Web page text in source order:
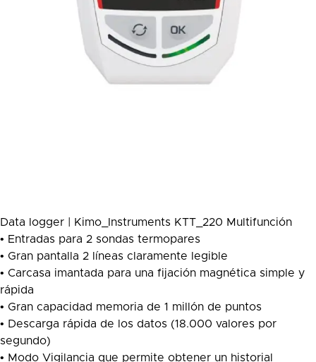
Data logger | Kimo_Instruments KTT_220 Multifunción
• Entradas para 2 sondas termopares
• Gran pantalla 2 líneas claramente legible
• Carcasa imantada para una fijación magnética simple y
rápida
• Gran capacidad memoria de 1 millón de puntos
• Descarga rápida de los datos (18.000 valores por
segundo)
• Modo Vigilancia que permite obtener un historial